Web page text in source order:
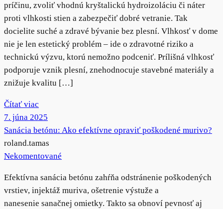
príčinu, zvoliť vhodnú kryštalickú hydroizoláciu či náter
proti vlhkosti stien a zabezpečiť dobré vetranie. Tak
docielite suché a zdravé bývanie bez plesní. Vlhkosť v dome
nie je len estetický problém – ide o zdravotné riziko a
technickú výzvu, ktorú nemožno podceniť. Prílišná vlhkosť
podporuje vznik plesní, znehodnocuje stavebné materiály a
znižuje kvalitu […]
Čítať viac
7. júna 2025
Sanácia betónu: Ako efektívne opraviť poškodené murivo?
roland.tamas
Nekomentované
Efektívna sanácia betónu zahŕňa odstránenie poškodených
vrstiev, injektáž muriva, ošetrenie výstuže a
nanesenie sanačnej omietky. Takto sa obnoví pevnosť aj